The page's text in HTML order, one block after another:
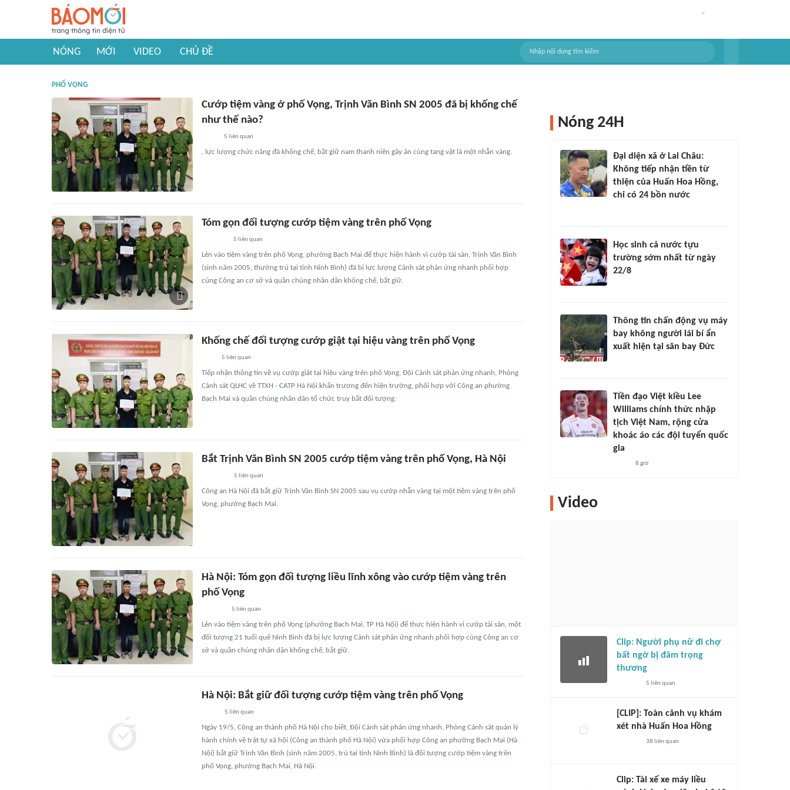
NÓNG MỚI VIDEO CHỦ ĐỀ
PHỐ VỌNG
Cướp tiệm vàng ở phố Vọng, Trịnh Văn Bình SN 2005 đã bị khống chế
như thế nào?
5 liên quan
, lực lượng chức năng đã khống chế, bắt giữ nam thanh niên gây án cùng tang vật là một nhẫn vàng.
Tóm gọn đối tượng cướp tiệm vàng trên phố Vọng
5 liên quan
Lẻn vào tiệm vàng trên phố Vọng, phường Bạch Mai để thực hiện hành vi cướp tài sản, Trịnh Văn Bình
(sinh năm 2005, thường trú tại tỉnh Ninh Bình) đã bị lực lượng Cảnh sát phản ứng nhanh phối hợp
cùng Công an cơ sở và quần chúng nhân dân khống chế, bắt giữ.
Khống chế đối tượng cướp giật tại hiệu vàng trên phố Vọng
5 liên quan
Tiếp nhận thông tin về vụ cướp giật tại hiệu vàng trên phố Vọng, Đội Cảnh sát phản ứng nhanh, Phòng
Cảnh sát QLHC về TTXH - CATP Hà Nội khẩn trương đến hiện trường, phối hợp với Công an phường
Bạch Mai và quần chúng nhân dân tổ chức truy bắt đối tượng.
Bắt Trịnh Văn Bình SN 2005 cướp tiệm vàng trên phố Vọng, Hà Nội
5 liên quan
Công an Hà Nội đã bắt giữ Trịnh Văn Bình SN 2005 sau vụ cướp nhẫn vàng tại một tiệm vàng trên phố
Vọng, phường Bạch Mai.
Hà Nội: Tóm gọn đối tượng liều lĩnh xông vào cướp tiệm vàng trên
phố Vọng
5 liên quan
Lẻn vào tiệm vàng trên phố Vọng (phường Bạch Mai, TP Hà Nội) để thực hiện hành vi cướp tài sản, một
đối tượng 21 tuổi quê Ninh Bình đã bị lực lượng Cảnh sát phản ứng nhanh phối hợp cùng Công an cơ
sở và quần chúng nhân dân khống chế, bắt giữ.
Hà Nội: Bắt giữ đối tượng cướp tiệm vàng trên phố Vọng
5 liên quan
Ngày 19/5, Công an thành phố Hà Nội cho biết, Đội Cảnh sát phản ứng nhanh, Phòng Cảnh sát quản lý
hành chính về trật tự xã hội (Công an thành phố Hà Nội) vừa phối hợp Công an phường Bạch Mai (Hà
Nội) bắt giữ Trịnh Văn Bình (sinh năm 2005, trú tại tỉnh Ninh Bình) là đối tượng cướp tiệm vàng trên
phố Vọng, phường Bạch Mai, Hà Nội.
Nóng 24H
Đại diện xã ở Lai Châu:
Không tiếp nhận tiền từ
thiện của Huấn Hoa Hồng,
chỉ có 24 bồn nước
Học sinh cả nước tựu
trường sớm nhất từ ngày
22/8
Thông tin chấn động vụ máy
bay không người lái bí ẩn
xuất hiện tại sân bay Đức
Tiền đạo Việt kiều Lee
Williams chính thức nhập
tịch Việt Nam, rộng cửa
khoác áo các đội tuyển quốc
gia
8 giờ
Video
Clip: Người phụ nữ đi chợ
bất ngờ bị đâm trọng
thương
5 liên quan
[CLIP]: Toàn cảnh vụ khám
xét nhà Huấn Hoa Hồng
38 liên quan
Clip: Tài xế xe máy liều